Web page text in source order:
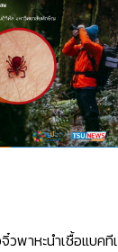
วพาหะนำเชื้อแบค